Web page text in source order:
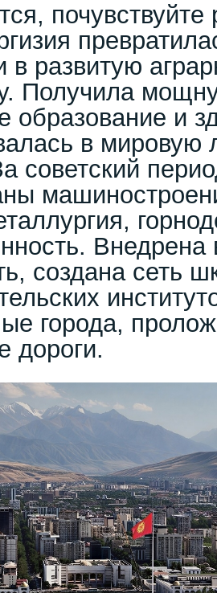
в развитую
Получила
образование и
в мировую
советский
Внедрена
создана сеть
города,
дороги.